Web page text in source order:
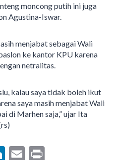
moncong putih ini juga
Agustina-Iswar.
menjabat sebagai Wali
ke kantor KPU karena
netralitas.
kalau saya tidak boleh ikut
saya masih menjabat Wali
di Marhen saja,” ujar Ita
Li E